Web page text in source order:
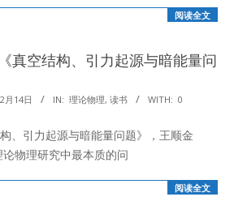
阅读全文
真空结构、引力起源与暗能量问
月14日 IN: 理论物理, 读书 WITH: 0
、引力起源与暗能量问题》，王顺金
物理研究中最本质的问
阅读全文